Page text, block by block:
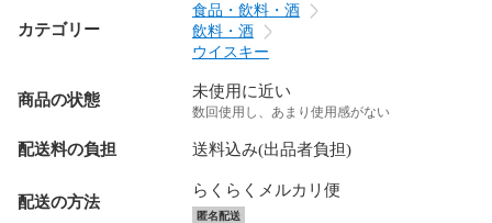
カテゴリー
食品・飲料・酒
飲料・酒
ウイスキー
商品の状態 未使用に近い
数回使用し、あまり使用感がない
配送料の負担 送料込み(出品者負担)
配送の方法
らくらくメルカリ便
匿名配送